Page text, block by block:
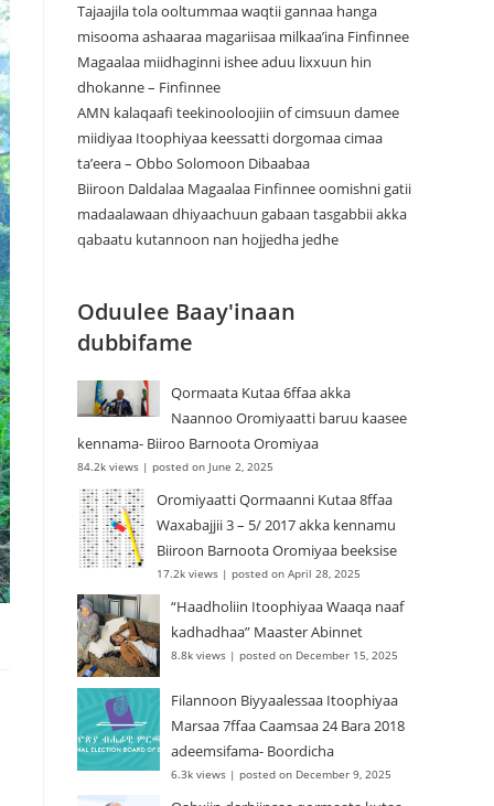
Tajaajila tola ooltummaa waqtii gannaa hanga
misooma ashaaraa magariisaa milkaa’ina Finfinnee
Magaalaa miidhaginni ishee aduu lixxuun hin
dhokanne – Finfinnee
‎AMN kalaqaafi teekinooloojiin of cimsuun damee
miidiyaa Itoophiyaa keessatti dorgomaa cimaa
ta’eera – Obbo Solomoon Dibaabaa
Biiroon Daldalaa Magaalaa Finfinnee oomishni gatii
madaalawaan dhiyaachuun gabaan tasgabbii akka
qabaatu kutannoon nan hojjedha jedhe
Oduulee Baay'inaan
dubbifame
Qormaata Kutaa 6ffaa akka
Naannoo Oromiyaatti baruu kaasee
kennama- Biiroo Barnoota Oromiyaa
84.2k views | posted on June 2, 2025
Oromiyaatti Qormaanni Kutaa 8ffaa
Waxabajjii 3 – 5/ 2017 akka kennamu
Biiroon Barnoota Oromiyaa beeksise
17.2k views | posted on April 28, 2025
“Haadholiin Itoophiyaa Waaqa naaf
kadhadhaa” Maaster Abinnet
8.8k views | posted on December 15, 2025
Filannoon Biyyaalessaa Itoophiyaa
Marsaa 7ffaa Caamsaa 24 Bara 2018
adeemsifama- Boordicha
6.3k views | posted on December 9, 2025